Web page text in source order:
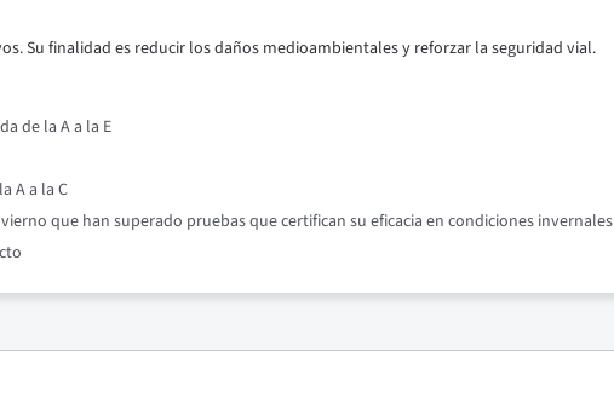
Su finalidad es reducir los daños medioambientales y reforzar la seguridad vial.
de la A a la E
A a la C
que han superado pruebas que certifican su eficacia en condiciones invernales